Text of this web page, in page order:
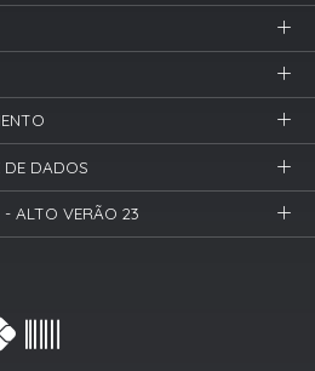
DE DADOS
- ALTO VERÃO 23